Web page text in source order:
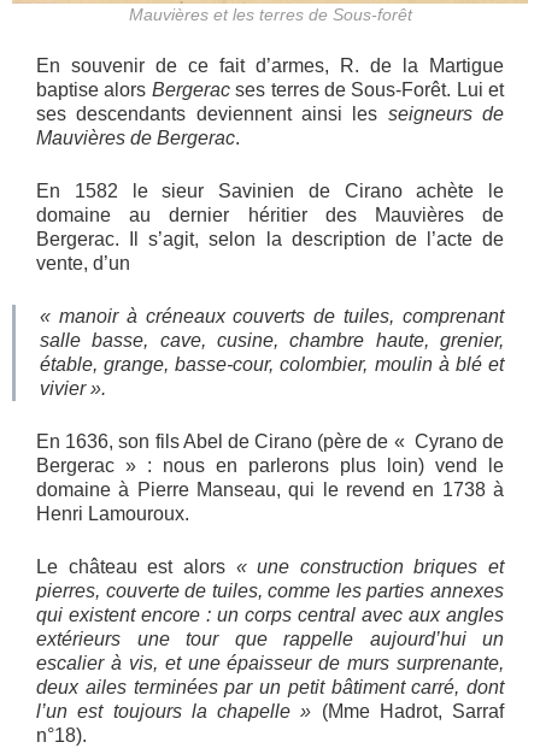
Mauvières et les terres de Sous-forêt
En souvenir de ce fait d’armes, R. de la Martigue
baptise alors Bergeracses terres de Sous-Forêt. Lui et
ses descendants deviennent ainsi les seigneurs de
Mauvières de Bergerac.
En 1582 le sieur Savinien de Cirano achète le
domaine au dernier héritier des Mauvières de
Bergerac. Il s’agit, selon la description de l’acte de
vente, d’un
« manoir à créneaux couverts de tuiles, comprenant
salle basse, cave, cusine, chambre haute, grenier,
étable, grange, basse-cour, colombier, moulin à blé et
vivier ».
En 1636, son fils Abel de Cirano (père de « Cyrano de
Bergerac » : nous en parlerons plus loin) vend le
domaine à Pierre Manseau, qui le revend en 1738 à
Henri Lamouroux.
Le château est alors « une construction briques et
pierres, couverte de tuiles, comme les parties annexes
qui existent encore : un corps central avec aux angles
extérieurs une tour que rappelle aujourd’hui un
escalier à vis, et une épaisseur de murs surprenante,
deux ailes terminées par un petit bâtiment carré, dont
l’un est toujours la chapelle » (Mme Hadrot, Sarraf
n°18).